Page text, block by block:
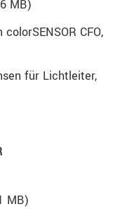
MB)
CFO,
für Lichtleiter,
MB)